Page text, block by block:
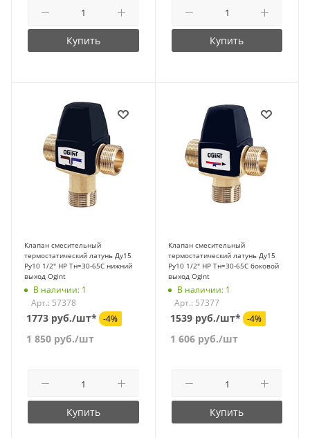
Купить Купить
Клапан смесительный
термостатический латунь Ду15
Ру10 1/2" НР Tн=30-65C нижний
выход Ogint
В наличии: 1
Арт.: 57378
1773 руб./шт* -4%
1 850 руб./шт
Купить
Клапан смесительный
термостатический латунь Ду15
Ру10 1/2" НР Tн=30-65C боковой
выход Ogint
В наличии: 1
Арт.: 57377
1539 руб./шт* -4%
1 606руб./шт
Купить